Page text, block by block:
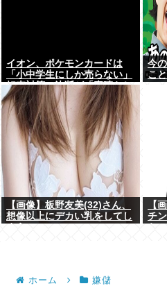
イオン、ポケモンカードは
「小中学生にしか売らない」
転売対策の決断が「素晴らし
い」
今
こと
【画像】板野友美(32)さん、
想像以上にデカい乳をしてし
【
チ
ホーム 嫌儲